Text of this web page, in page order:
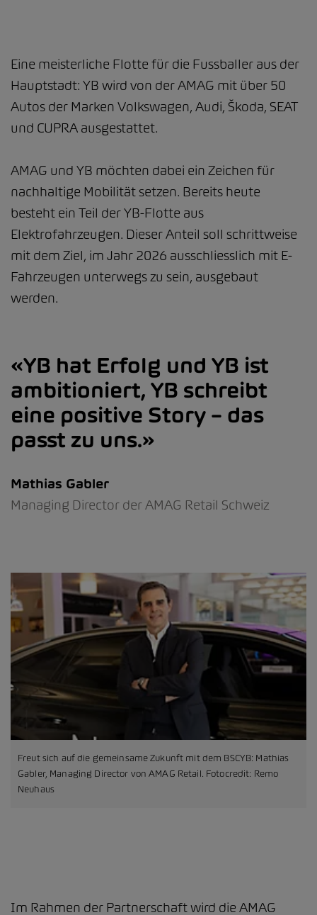
Eine meisterliche Flotte für die Fussballer aus der
Hauptstadt: YB wird von der AMAG mit über 50
Autos der Marken Volkswagen, Audi, Škoda, SEAT
und CUPRA ausgestattet.
AMAG und YB möchten dabei ein Zeichen für
nachhaltige Mobilität setzen. Bereits heute
besteht ein Teil der YB-Flotte aus
Elektrofahrzeugen. Dieser Anteil soll schrittweise
mit dem Ziel, im Jahr 2026 ausschliesslich mit E-
Fahrzeugen unterwegs zu sein, ausgebaut
werden.
YB hat Erfolg und YB ist
ambitioniert, YB schreibt
eine positive Story – das
passt zu uns.
Mathias Gabler
Managing Director der AMAG Retail Schweiz
Freut sich auf die gemeinsame Zukunft mit dem BSCYB: Mathias
Gabler, Managing Director von AMAG Retail. Fotocredit: Remo
Neuhaus
Im Rahmen der Partnerschaft wird die AMAG